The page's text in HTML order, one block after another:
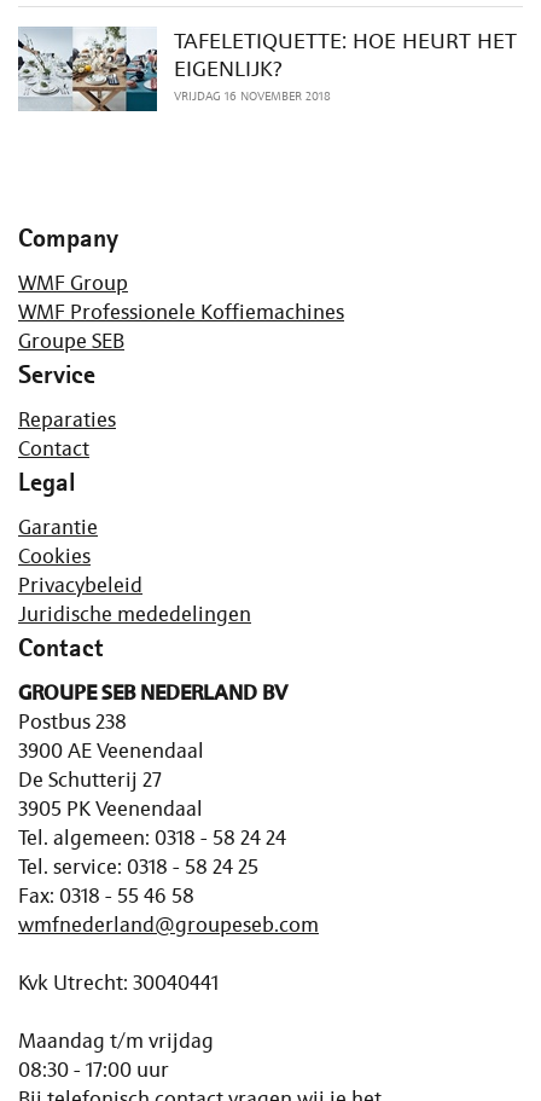
TAFELETIQUETTE: HOE HEURT HET
EIGENLIJK?
VRIJDAG 16 NOVEMBER 2018
Company
WMF Group
WMF Professionele Koffiemachines
Groupe SEB
Service
Reparaties
Contact
Legal
Garantie
Cookies
Privacybeleid
Juridische mededelingen
Contact
GROUPE SEB NEDERLAND BV
Postbus 238
3900 AE Veenendaal
De Schutterij 27
3905 PK Veenendaal
Tel. algemeen: 0318 - 58 24 24
Tel. service: 0318 - 58 24 25
Fax: 0318 - 55 46 58
wmfnederland@groupeseb.com
Kvk Utrecht: 30040441
Maandag t/m vrijdag
08:30 - 17:00 uur